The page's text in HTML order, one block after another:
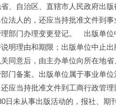
、自治区、直辖市人民政府出
法人的，还应当持批准文件到
部门办理变更登记。　出版单
明理由和期限；出版单位中止
同意后，由主办单位向所在地
门备案。出版单位属于事业单
应当持批准文件到工商行政管
日未从事出版活动的，报社、